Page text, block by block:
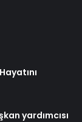
yardımcısı